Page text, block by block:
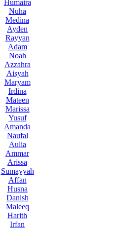
Humaira
Nuha
Medina
Ayden
Rayyan
Adam
Noah
Azzahra
Aisyah
Maryam
Irdina
Mateen
Marissa
Yusuf
Amanda
Naufal
Aulia
Ammar
Arissa
Sumayyah
Affan
Husna
Danish
Maleeq
Harith
Irfan